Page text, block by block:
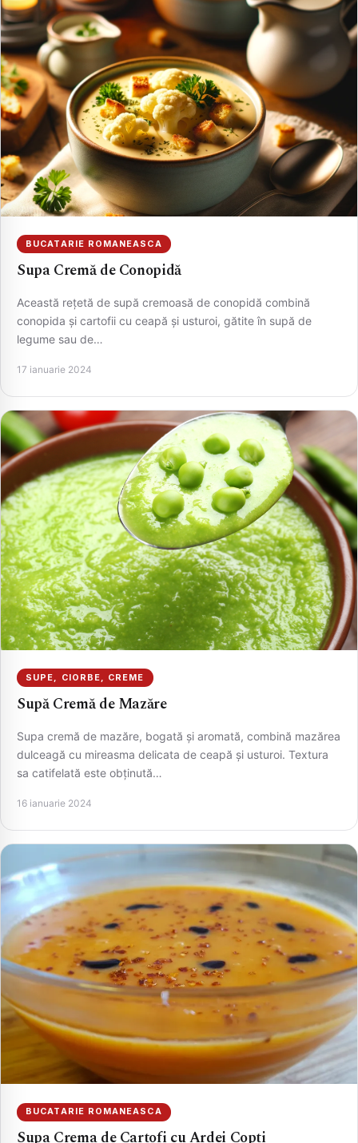
CAUTA
BUCATARIE ROMANEASCA
Supa Cremă de Conopidă
Această rețetă de supă cremoasă de conopidă combină
conopida și cartofii cu ceapă și usturoi, gătite în supă de
legume sau de…
17 ianuarie 2024
SUPE, CIORBE, CREME
Supă Cremă de Mazăre
Supa cremă de mazăre, bogată și aromată, combină mazărea
dulceagă cu mireasma delicata de ceapă și usturoi. Textura
sa catifelată este obținută…
16 ianuarie 2024
BUCATARIE ROMANEASCA
Supa Crema de Cartofi cu Ardei Copti